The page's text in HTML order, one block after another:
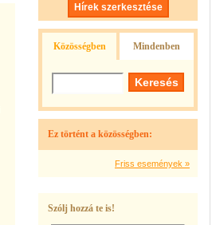
Hírek szerkesztése
Közösségben Mindenben
Ez történt a közösségben:
Friss események »
Szólj hozzá te is!